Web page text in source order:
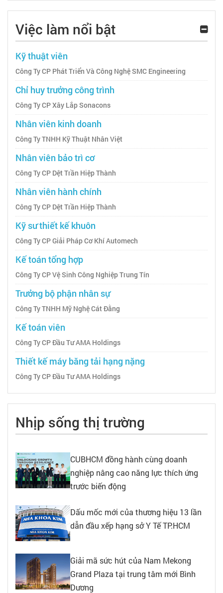
Việc làm nổi bật
Kỹ thuật viên
Công Ty CP Phát Triển Và Công Nghệ SMC Engineering
Chỉ huy trưởng công trình
Công Ty CP Xây Lắp Sonacons
Nhân viên kinh doanh
Công Ty TNHH Kỹ Thuật Nhân Việt
Nhân viên bảo trì cơ
Công Ty CP Dệt Trần Hiệp Thành
Nhân viên hành chính
Công Ty CP Dệt Trần Hiệp Thành
Kỹ sư thiết kế khuôn
Công Ty CP Giải Pháp Cơ Khí Automech
Kế toán tổng hợp
Công Ty CP Vệ Sinh Công Nghiệp Trung Tín
Trưởng bộ phận nhân sự
Công Ty TNHH Mỹ Nghệ Cát Đằng
Kế toán viên
Công Ty CP Đầu Tư AMA Holdings
Thiết kế máy băng tải hạng nặng
Công Ty CP Đầu Tư AMA Holdings
Nhịp sống thị trường
CUBHCM đồng hành cùng doanh
nghiệp nâng cao năng lực thích ứng
trước biến động
Dấu mốc mới của thương hiệu 13 lần
dẫn đầu xếp hạng sở Y Tế TP.HCM
Giải mã sức hút của Nam Mekong
Grand Plaza tại trung tâm mới Bình
Dương